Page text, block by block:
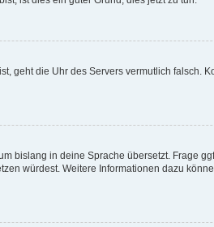
geht die Uhr des Servers vermutlich falsch.
bislang in deine Sprache übersetzt. Frage
würdest. Weitere Informationen dazu